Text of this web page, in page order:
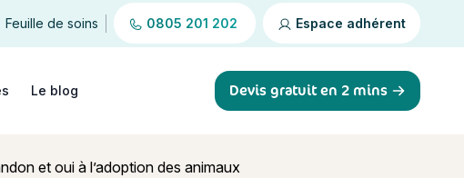
Feuille de soins 0805 201 202 Espace adhérent
Le blog Devis gratuit en 2 mins
et oui à l’adoption des animaux